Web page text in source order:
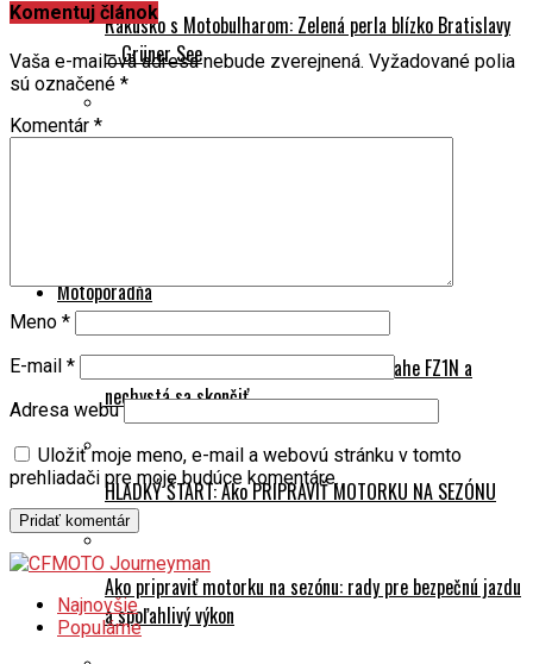
Rakúsko s Motobulharom: Zelená perla blízko Bratislavy
– Grüner See
Motoporadňa
Na naháči svetom: 245 000 km na Yamahe FZ1N a
nechystá sa skončiť
HLADKÝ ŠTART: Ako PRIPRAVIŤ MOTORKU NA SEZÓNU
Ako pripraviť motorku na sezónu: rady pre bezpečnú jazdu
a spoľahlivý výkon
Komentuj článok
Vaša e-mailová adresa nebude zverejnená. Vyžadované polia
sú označené *
Komentár *
Meno *
E-mail *
Adresa webu
Uložiť moje meno, e-mail a webovú stránku v tomto
prehliadači pre moje budúce komentáre.
Najnovšie
Populárne